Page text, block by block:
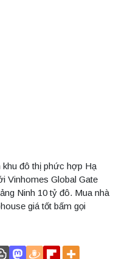
đô thị phức hợp Hạ
Vinhomes Global Gate
Ninh 10 tỷ đô. Mua nhà
giá tốt bấm gọi